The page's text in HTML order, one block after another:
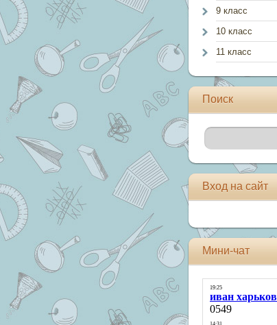
9 класс
10 класс
11 класс
Поиск
Вход на сайт
Мини-чат